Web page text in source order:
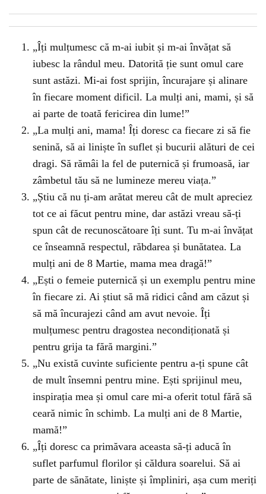
„Îți mulțumesc că m-ai iubit și m-ai învățat să
iubesc la rândul meu. Datorită ție sunt omul care
sunt astăzi. Mi-ai fost sprijin, încurajare și alinare
în fiecare moment dificil. La mulți ani, mami, și să
ai parte de toată fericirea din lume!”
„La mulți ani, mama! Îți doresc ca fiecare zi să fie
senină, să ai liniște în suflet și bucurii alături de cei
dragi. Să rămâi la fel de puternică și frumoasă, iar
zâmbetul tău să ne lumineze mereu viața.”
„Știu că nu ți-am arătat mereu cât de mult apreciez
tot ce ai făcut pentru mine, dar astăzi vreau să-ți
spun cât de recunoscătoare îți sunt. Tu m-ai învățat
ce înseamnă respectul, răbdarea și bunătatea. La
mulți ani de 8 Martie, mama mea dragă!”
„Ești o femeie puternică și un exemplu pentru mine
în fiecare zi. Ai știut să mă ridici când am căzut și
să mă încurajezi când am avut nevoie. Îți
mulțumesc pentru dragostea necondiționată și
pentru grija ta fără margini.”
„Nu există cuvinte suficiente pentru a-ți spune cât
de mult însemni pentru mine. Ești sprijinul meu,
inspirația mea și omul care mi-a oferit totul fără să
ceară nimic în schimb. La mulți ani de 8 Martie,
mamă!”
„Îți doresc ca primăvara aceasta să-ți aducă în
suflet parfumul florilor și căldura soarelui. Să ai
parte de sănătate, liniște și împliniri, așa cum meriți